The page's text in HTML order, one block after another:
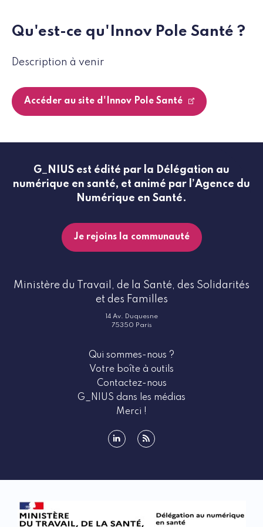
Qu'est-ce qu'Innov Pole Santé ?
Description à venir
Accéder au site d'Innov Pole Santé
G_NIUS est édité par la Délégation au
numérique en santé, et animé par l’Agence du
Numérique en Santé.
Je rejoins la communauté
Ministère du Travail, de la Santé, des Solidarités
et des Familles
14 Av. Duquesne
75350 Paris
Qui sommes-nous ?
Votre boîte à outils
Contactez-nous
G_NIUS dans les médias
Merci !